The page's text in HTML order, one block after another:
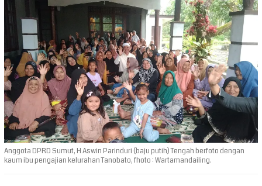
Anggota DPRD Sumut, H Aswin Parinduri (baju putih) Tengah berfoto dengan
kaum ibu pengajian kelurahan Tanobato, fhoto : Wartamandailing.